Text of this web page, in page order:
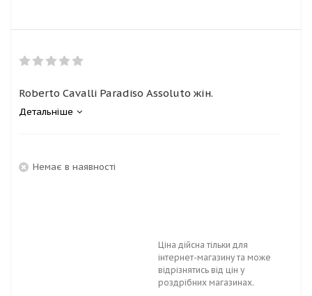
Roberto Cavalli Paradiso Assoluto жін.
Детальніше
Немає в наявності
Ціна дійсна тільки для
інтернет-магазину та може
відрізнятись від цін у
роздрібних магазинах.